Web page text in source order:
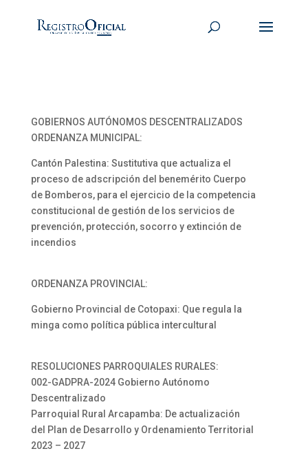
GOBIERNOS AUTÓNOMOS DESCENTRALIZADOS
ORDENANZA MUNICIPAL:
Cantón Palestina: Sustitutiva que actualiza el
proceso de adscripción del benemérito Cuerpo
de Bomberos, para el ejercicio de la competencia
constitucional de gestión de los servicios de
prevención, protección, socorro y extinción de
incendios
ORDENANZA PROVINCIAL:
Gobierno Provincial de Cotopaxi: Que regula la
minga como política pública intercultural
RESOLUCIONES PARROQUIALES RURALES:
002-GADPRA-2024 Gobierno Autónomo
Descentralizado
Parroquial Rural Arcapamba: De actualización
del Plan de Desarrollo y Ordenamiento Territorial
2023 – 2027